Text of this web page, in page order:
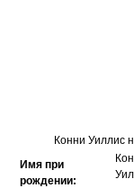
Конни Уиллис
Имя при
рождении: